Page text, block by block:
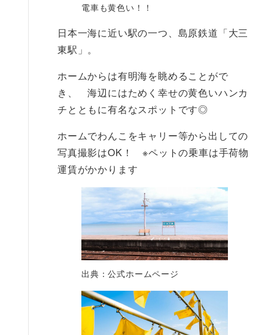
電車も黄色い！！
日本一海に近い駅の一つ、島原鉄道「大三
東駅」。
ホームからは有明海を眺めることがで
き、 海辺にはためく幸せの黄色いハンカ
チとともに有名なスポットです◎
ホームでわんこをキャリー等から出しての
写真撮影はOK！ ※ペットの乗車は手荷物
運賃がかかります
出典：公式ホームページ